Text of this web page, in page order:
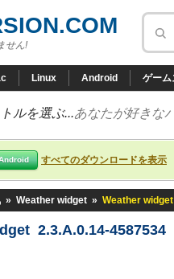
せん!
Linux Android ゲーム
ルを選ぶ...あなたが好きな
すべてのダウンロードを表示
» Weather widget » Weather
2.3.A.0.14-4587534